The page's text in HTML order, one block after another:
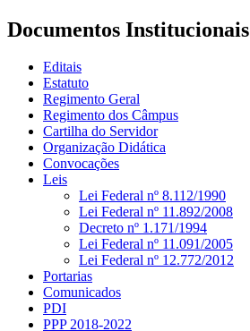
Documentos Institucionais
Editais
Estatuto
Regimento Geral
Regimento dos Câmpus
Cartilha do Servidor
Organização Didática
Convocações
Leis
Lei Federal nº 8.112/1990
Lei Federal nº 11.892/2008
Decreto nº 1.171/1994
Lei Federal nº 11.091/2005
Lei Federal nº 12.772/2012
Portarias
Comunicados
PDI
PPP 2018-2022